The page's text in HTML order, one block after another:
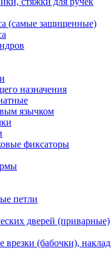
(самые защищенные)
назначения
язычком
фиксаторы
петли
дверей (приварные)
врезки (бабочки),